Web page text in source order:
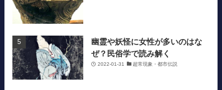
幽霊や妖怪に女性が多いのはな
ぜ？民俗学で読み解く
2022-01-31 超常現象・都市伝説